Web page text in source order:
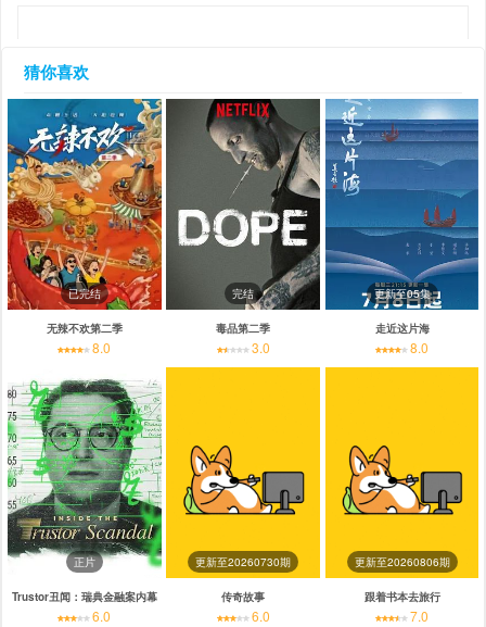
猜你喜欢
已完结
无辣不欢第二季
8.0
完结
毒品第二季
3.0
更新至05集
走近这片海
8.0
正片
Trustor丑闻：瑞典金融案内幕
6.0
更新至20260730期
传奇故事
6.0
更新至20260806期
跟着书本去旅行
7.0